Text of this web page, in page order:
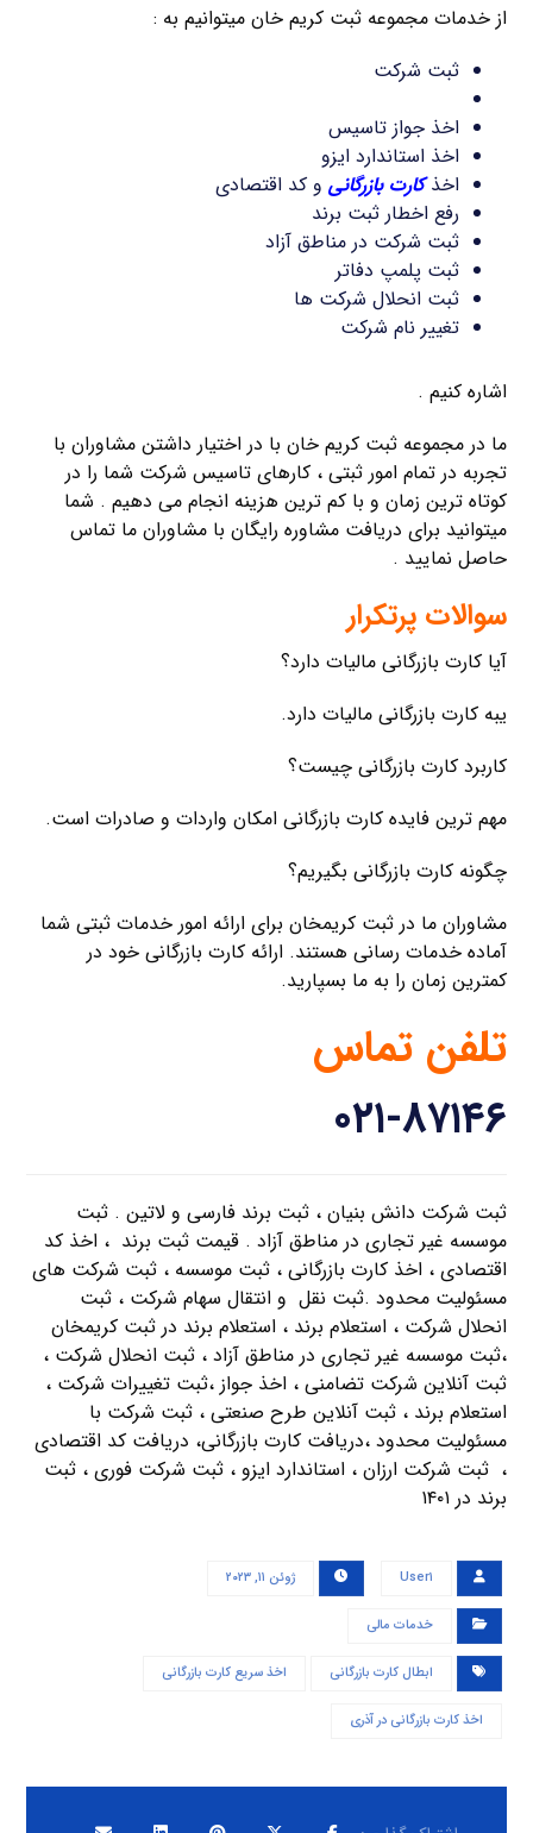
از خدمات مجموعه ثبت کریم خان میتوانیم به :
ثبت شرکت
اخذ جواز تاسیس
اخذ استاندارد ایزو
اخذکارت بازرگانی و کد اقتصادی
رفع اخطار ثبت برند
ثبت شرکت در مناطق آزاد
ثبت پلمپ دفاتر
ثبت انحلال شرکت ها
تغییر نام شرکت
اشاره کنیم .
ما در مجموعه ثبت کریم خان با در اختیار داشتن مشاوران با
تجربه در تمام امور ثبتی ، کارهای تاسیس شرکت شما را در
کوتاه ترین زمان و با کم ترین هزینه انجام می دهیم . شما
میتوانید برای دریافت مشاوره رایگان با مشاوران ما تماس
حاصل نمایید .
سوالات پرتکرار
آیا کارت بازرگانی مالیات دارد؟
یبه کارت بازرگانی مالیات دارد.
کاربرد کارت بازرگانی چیست؟
مهم ترین فایده کارت بازرگانی امکان واردات و صادرات است.
چگونه کارت بازرگانی بگیریم؟
مشاوران ما در ثبت کریمخان برای ارائه امور خدمات ثبتی شما
آماده خدمات رسانی هستند. ارائه کارت بازرگانی خود در
کمترین زمان را به ما بسپارید.
تلفن تماس
۰۲۱-۸۷۱۴۶
ثبت شرکت دانش بنیان ، ثبت برند فارسی و لاتین . ثبت
موسسه غیر تجاری در مناطق آزاد . قیمت ثبت برند ، اخذ کد
اقتصادی ، اخذ کارت بازرگانی ، ثبت موسسه ، ثبت شرکت های
مسئولیت محدود .ثبت نقل و انتقال سهام شرکت ، ثبت
انحلال شرکت ، استعلام برند ، استعلام برند در ثبت کریمخان
،ثبت موسسه غیر تجاری در مناطق آزاد ، ثبت انحلال شرکت ،
ثبت آنلاین شرکت تضامنی ، اخذ جواز ،ثبت تغییرات شرکت ،
استعلام برند ، ثبت آنلاین طرح صنعتی ، ثبت شرکت با
مسئولیت محدود ،دریافت کارت بازرگانی، دریافت کد اقتصادی
، ثبت شرکت ارزان ، استاندارد ایزو ، ثبت شرکت فوری ، ثبت
برند در ۱۴۰۱
User۱ ژوئن ۱۱, ۲۰۲۳
خدمات مالی
ابطال کارت بازرگانی اخذ سریع کارت بازرگانی
اخذ کارت بازرگانی در آذری